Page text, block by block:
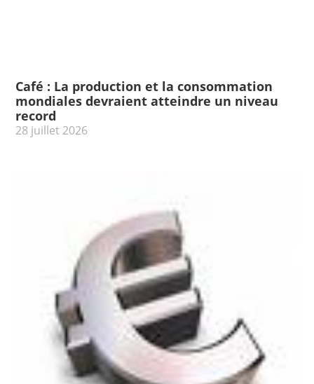
Café : La production et la consommation
mondiales devraient atteindre un niveau
record
28 juillet 2026